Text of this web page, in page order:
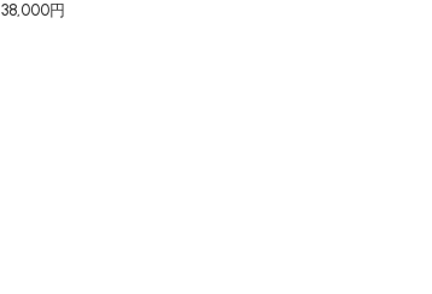
38,000円